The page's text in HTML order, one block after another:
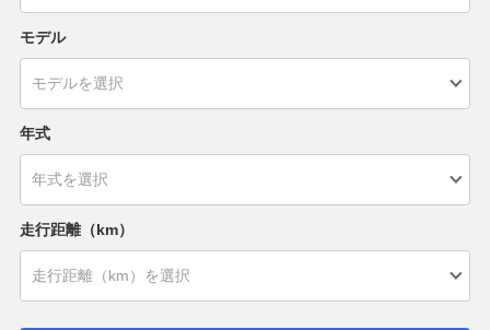
モデル
年式
走行距離（km）